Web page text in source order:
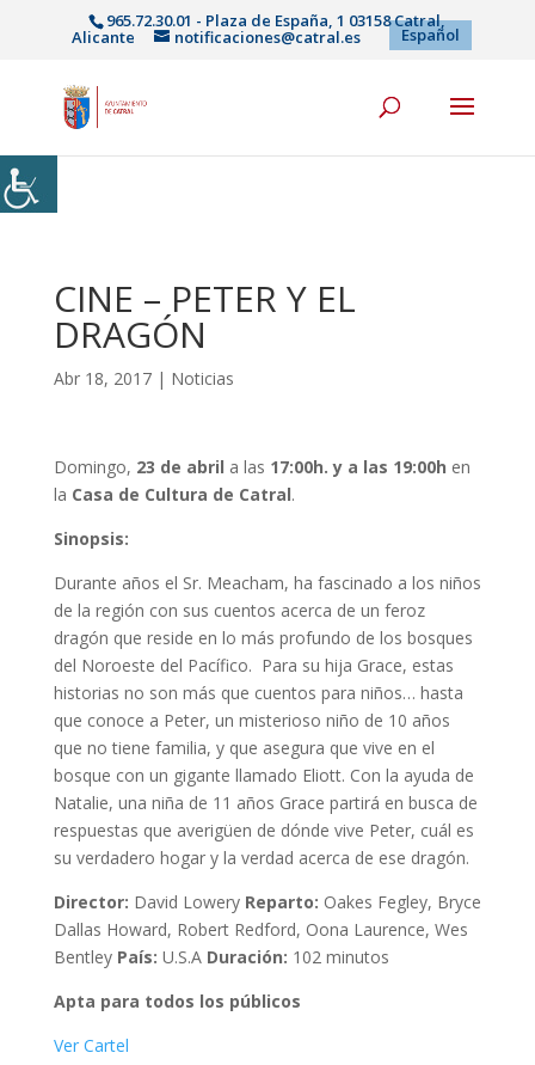
965.72.30.01 - Plaza de España, 1 03158 Catral,
Alicante notificaciones@catral.es Español
CINE – PETER Y EL
DRAGÓN
Abr 18, 2017| Noticias
Domingo, 23 de abril a las 17:00h. y a las 19:00h en
la Casa de Cultura de Catral.
Sinopsis:
Durante años el Sr. Meacham, ha fascinado a los niños
de la región con sus cuentos acerca de un feroz
dragón que reside en lo más profundo de los bosques
del Noroeste del Pacífico. Para su hija Grace, estas
historias no son más que cuentos para niños… hasta
que conoce a Peter, un misterioso niño de 10 años
que no tiene familia, y que asegura que vive en el
bosque con un gigante llamado Eliott. Con la ayuda de
Natalie, una niña de 11 años Grace partirá en busca de
respuestas que averigüen de dónde vive Peter, cuál es
su verdadero hogar y la verdad acerca de ese dragón.
Director: David Lowery Reparto: Oakes Fegley, Bryce
Dallas Howard, Robert Redford, Oona Laurence, Wes
Bentley País: U.S.ADuración: 102 minutos
Apta para todos los públicos
Ver Cartel